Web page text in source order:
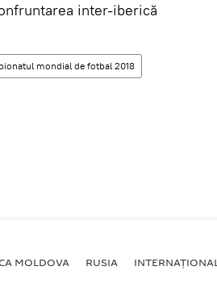
inter-iberică
mondial de fotbal 2018
MOLDOVA RUSIA INTERNAȚIONAL